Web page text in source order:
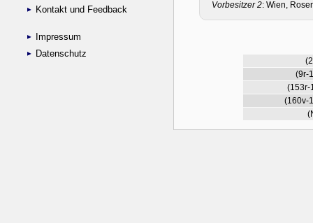
Kontakt und Feedback
Impressum
Datenschutz